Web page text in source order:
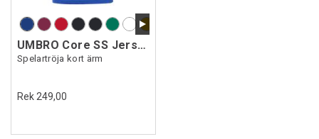
UMBRO Core SS Jersey
Spelartröja kort ärm
Rek 249,00